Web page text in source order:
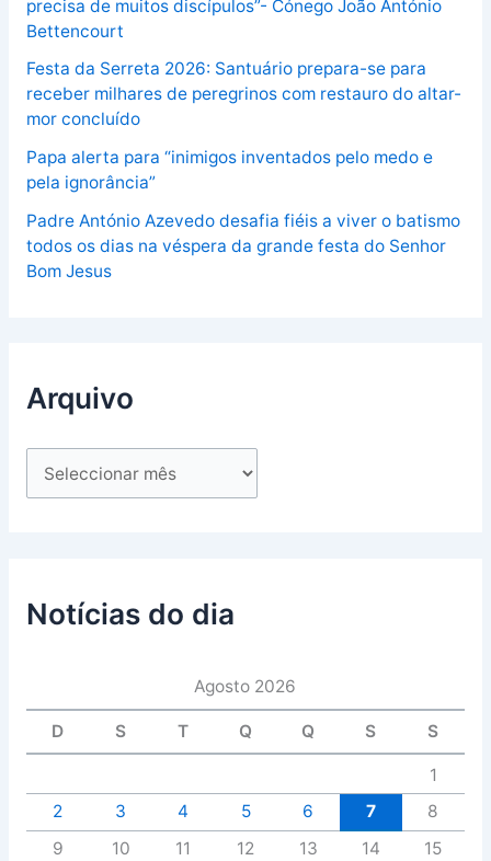
precisa de muitos discípulos”- Cónego João António
Bettencourt
Festa da Serreta 2026: Santuário prepara-se para
receber milhares de peregrinos com restauro do altar-
mor concluído
Papa alerta para “inimigos inventados pelo medo e
pela ignorância”
Padre António Azevedo desafia fiéis a viver o batismo
todos os dias na véspera da grande festa do Senhor
Bom Jesus
Arquivo
Notícias do dia
Agosto 2026
D S T Q Q S S
1
2
3 4 5 6 7
8
9
10 11 12 13 14
15